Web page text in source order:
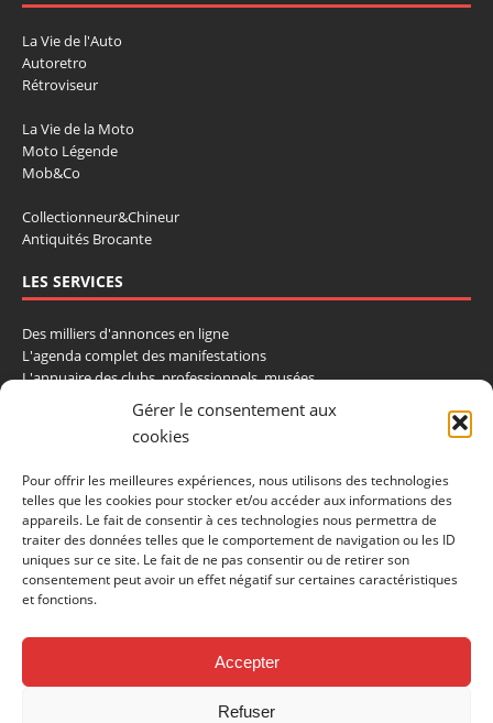
Gérer le consentement aux
cookies
Pour offrir les meilleures expériences, nous utilisons des technologies
telles que les cookies pour stocker et/ou accéder aux informations des
appareils. Le fait de consentir à ces technologies nous permettra de
traiter des données telles que le comportement de navigation ou les ID
uniques sur ce site. Le fait de ne pas consentir ou de retirer son
consentement peut avoir un effet négatif sur certaines caractéristiques
et fonctions.
Accepter
Refuser
La Vie de l'Auto
Autoretro
Rétroviseur
La Vie de la Moto
Moto Légende
Mob&Co
Collectionneur&Chineur
Antiquités Brocante
LES SERVICES
Des milliers d'annonces en ligne
L'agenda complet des manifestations
L'annuaire des clubs, professionnels, musées
La cote et les ventes aux enchères
La Boutique du Collectionneur
CONTACTEZ-NOUS
LA VIE DE L'AUTO
BP 40419
77309 Fontainebleau Cedex
Fax: 01 60 39 69 00
Nous contacter par email